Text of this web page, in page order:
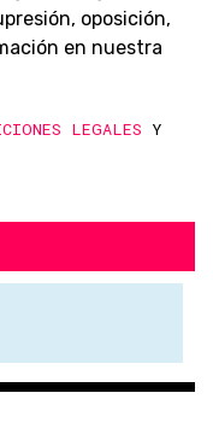
oposición,
en nuestra
LEGALES Y